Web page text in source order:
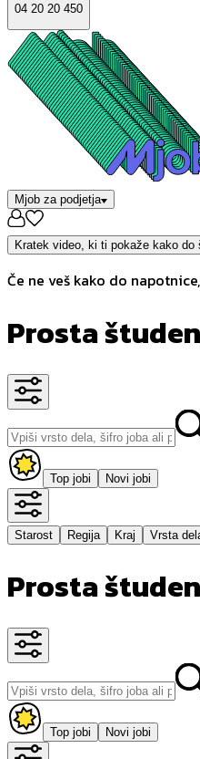
04 20 20 450
Mjob za podjetja
Kratek video, ki ti pokaže kako do
Če ne veš kako do
Prosta
Top jobi Novi jobi
Starost Regija Kraj Vrsta
Prosta
Top jobi Novi jobi